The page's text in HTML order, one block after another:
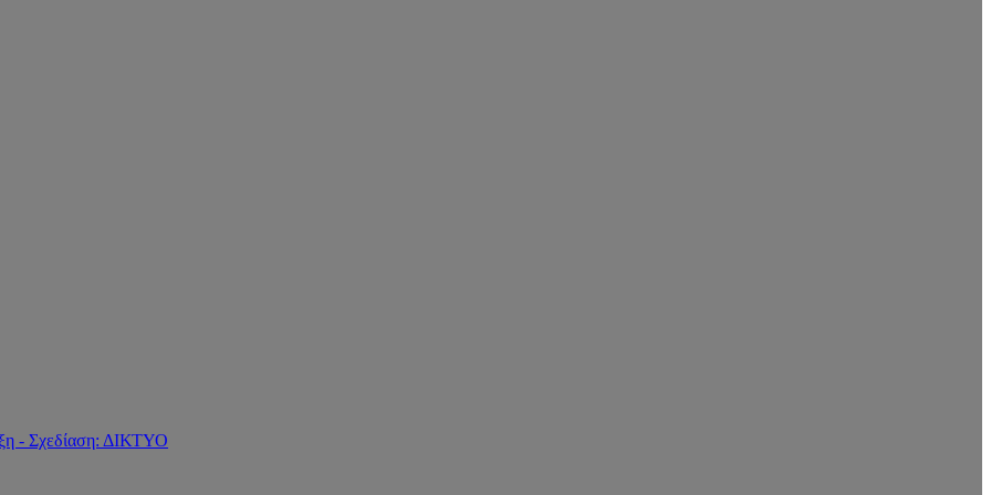
- Σχεδίαση: ΔΙΚΤΥΟ